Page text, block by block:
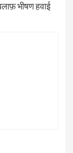
भीषण हवाई